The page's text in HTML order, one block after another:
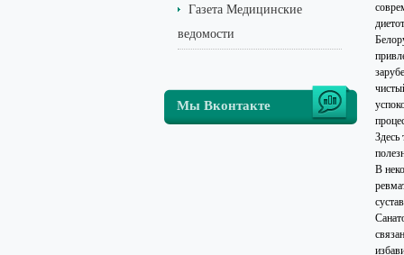
Газета Медицинские
ведомости
Мы Вконтакте
В